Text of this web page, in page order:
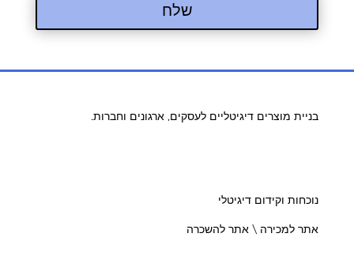
שלח
בניית מוצרים דיגיטליים לעסקים, ארגונים וחברות.
נוכחות וקידום דיגיטלי
אתר למכירה \ אתר להשכרה